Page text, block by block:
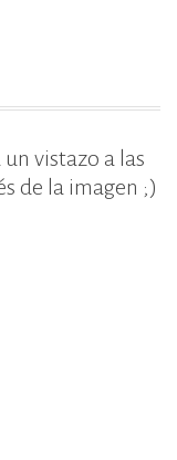
un vistazo a las
de la imagen ;)